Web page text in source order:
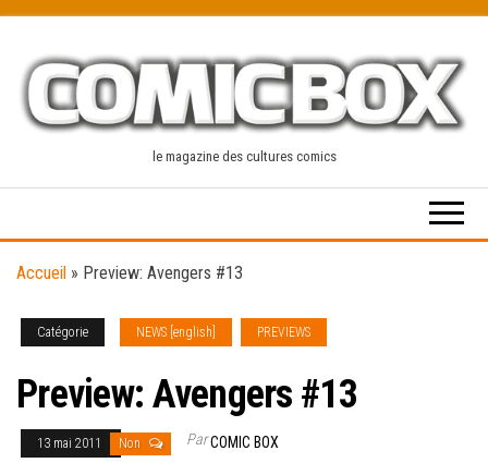
content
le magazine des cultures comics
Accueil » Preview: Avengers #13
Catégorie NEWS [english] PREVIEWS
Preview: Avengers #13
13 mai 2011 Non ParCOMIC BOX